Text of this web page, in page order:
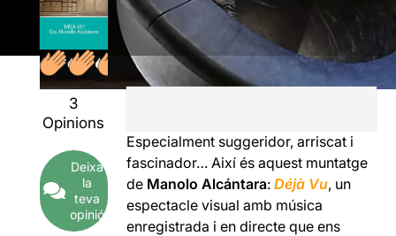
3
Opinions
Deixa
la
teva
opinió
Especialment suggeridor, arriscat i
fascinador… Així és aquest muntatge
de Manolo Alcántara:Déjà Vu, un
espectacle visual amb música
enregistrada i en directe que ens